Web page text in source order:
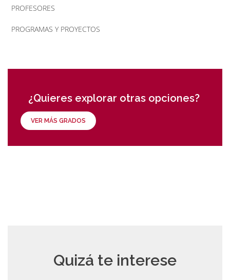
PROFESORES
PROGRAMAS Y PROYECTOS
¿Quieres explorar otras opciones?
VER MÁS GRADOS
Quizá te interese